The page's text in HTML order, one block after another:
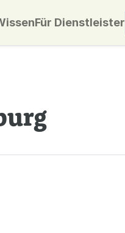
Für Dienstleister